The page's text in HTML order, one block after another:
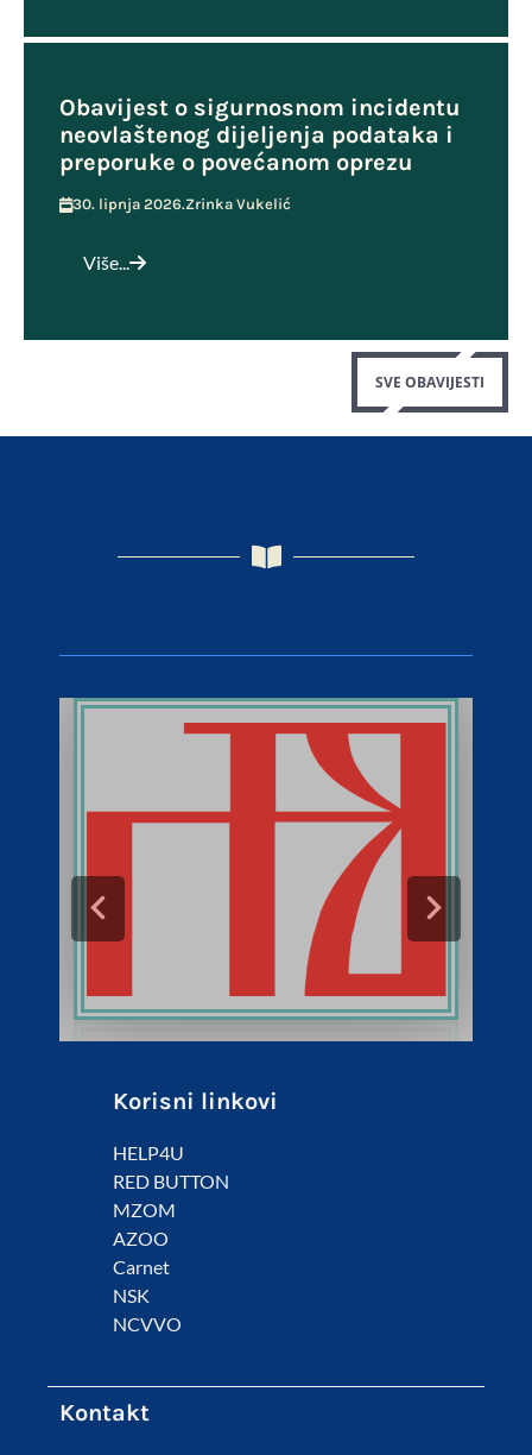
Obavijest o sigurnosnom incidentu
neovlaštenog dijeljenja podataka i
preporuke o povećanom oprezu
30. lipnja 2026.Zrinka Vukelić
Više...
SVE OBAVIJESTI
Korisni linkovi
HELP4U
RED BUTTON
MZOM
AZOO
Carnet
NSK
NCVVO
Kontakt